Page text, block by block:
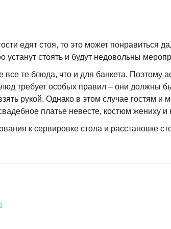
едят стоя, то это может понравиться
устанут стоять и будут недовольны
те блюда, что и для банкета. Поэтому
требует особых правил – они должны
рукой. Однако в этом случае гостям и
платье невесте, костюм жениху и
к сервировке стола и расстановке